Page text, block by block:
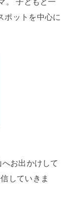
ポットを中心に
お出かけして
していきま